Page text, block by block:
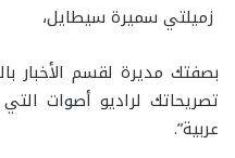
زميلتي سميرة سيطايل،
بصفتك مديرة لقسم الأخبار
تصريحاتك لراديو أصوات
عربية”.